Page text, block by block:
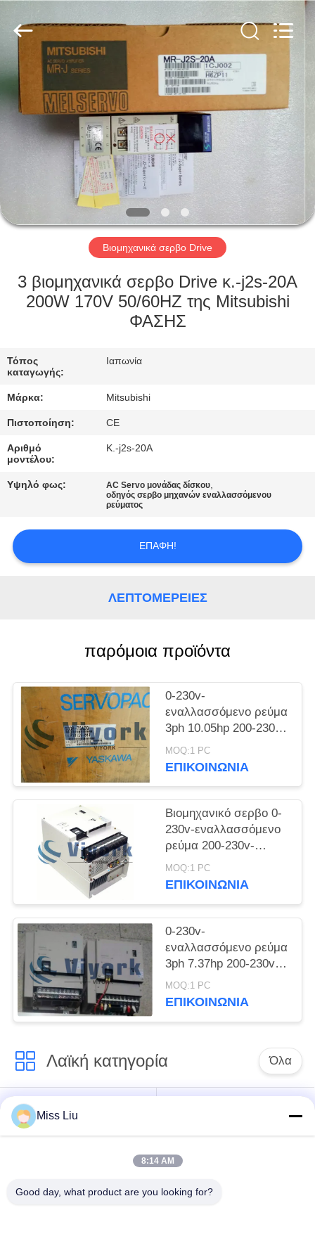
ΣΠΊΤΙ
ΠΡΟΪΌΝΤΑ
ΠΕΡΊΠΟΥ
ΓΎΡΟΣ
ΕΡΓΟΣΤΑΣΊΩΝ
ΠΟΙΟΤΙΚΌΣ
ΜΑΣ
ΕΛΆΤΕ
ΕΠΑΦΉ
ΜΕ
ΖΗΤΉΣΤΕ
ΈΝΑ
ΑΠΌΣΠΑΣΜΑ
LTD.
Βιομηχανικά σερβο Drive
3 βιομηχανικά σερβο Drive κ.-j2s-20A
200W 170V 50/60HZ της Mitsubishi
ΦΑΣΗΣ
Τόπος
καταγωγής:
Ιαπωνία
Μάρκα: Mitsubishi
Πιστοποίηση: CE
Αριθμό
μοντέλου:
Κ.-j2s-20A
Υψηλό φως: AC Servo μονάδας δίσκου,
οδηγός σερβο μηχανών εναλλασσόμενου
ρεύματος
ΕΠΑΦΉ!
ΛΕΠΤΟΜΈΡΕΙΕΣ
παρόμοια προϊόντα
0-230v-
εναλλασσόμενο ρεύμα
3ph 10.05hp 200-230v-
εναλλασσόμενου
ρεύματος Yaskawa
MOQ:1 PC
ΕΠΙΚΟΙΝΩΝΊΑ
Βιομηχανικό σερβο 0-
230v-εναλλασσόμενο
ρεύμα 200-230v-
εναλλασσόμενου
ρεύματος Drive
MOQ:1 PC
ΕΠΙΚΟΙΝΩΝΊΑ
0-230v-
εναλλασσόμενο ρεύμα
3ph 7.37hp 200-230v-
εναλλασσόμενου
ρεύματος Yaskawa
MOQ:1 PC
ΕΠΙΚΟΙΝΩΝΊΑ
Λαϊκή κατηγορία Όλα
αυτοκινήτων
βιομηχανικής
σερβομηχανισμό
με κινητήρα
Βιομηχανικά σερβο
εναλλασσόμενου
Miss Liu
8:14 AM
Good day, what product are you looking for?